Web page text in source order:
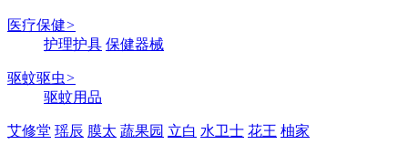
医疗保健>
护理护具 保健器械
驱蚊驱虫>
驱蚊用品
艾修堂 瑶辰 膜太 蔬果园 立白 水卫士 花王 柚家